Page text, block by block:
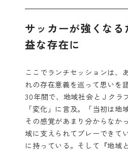
サッカーが強くな
益な存在に
ここでランチセッションは、
れの存在意義を巡って思いを
30年間で、地域社会とＪクラ
「変化」に言及。「当初は地
その感覚があまり分からなか
域に支えられてプレーできて
に持っている。そして『地域